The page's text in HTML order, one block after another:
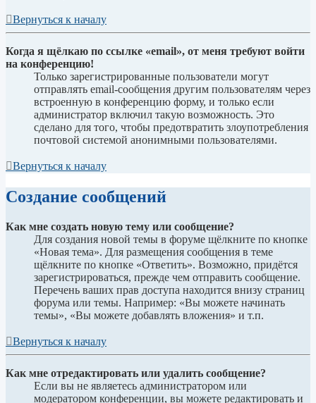
Вернуться к началу
Когда я щёлкаю по ссылке «email», от меня требуют войти
на конференцию!
Только зарегистрированные пользователи могут
отправлять email-сообщения другим пользователям через
встроенную в конференцию форму, и только если
администратор включил такую возможность. Это
сделано для того, чтобы предотвратить злоупотребления
почтовой системой анонимными пользователями.
Вернуться к началу
Создание сообщений
Как мне создать новую тему или сообщение?
Для создания новой темы в форуме щёлкните по кнопке
«Новая тема». Для размещения сообщения в теме
щёлкните по кнопке «Ответить». Возможно, придётся
зарегистрироваться, прежде чем отправить сообщение.
Перечень ваших прав доступа находится внизу страниц
форума или темы. Например: «Вы можете начинать
темы», «Вы можете добавлять вложения» и т.п.
Вернуться к началу
Как мне отредактировать или удалить сообщение?
Если вы не являетесь администратором или
модератором конференции, вы можете редактировать и